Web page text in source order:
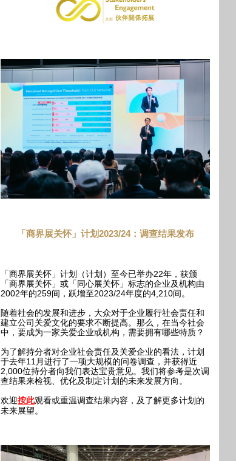
「商界展关怀」计划2023/24：调查结果发布
「商界展关怀」计划（计划）至今已举办22年，获颁
「商界展关怀」或「同心展关怀」标志的企业及机构由
2002年的259间，跃增至2023/24年度的4,210间。
随着社会的发展和进步，大众对于企业履行社会责任和
建立公司关爱文化的要求不断提高。那么，在当今社会
中，要成为一家关爱企业或机构，需要拥有哪些特质？
为了解持分者对企业社会责任及关爱企业的看法，计划
于去年11月进行了一项大规模的问卷调查，并获得近
2,000位持分者向我们表达宝贵意见。我们将参考是次调
查结果来检视、优化及制定计划的未来发展方向。
欢迎按此观看或重温调查结果内容，及了解更多计划的
未来展望。